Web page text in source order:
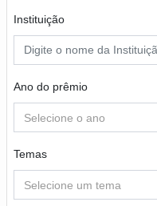
Instituição
Ano do prêmio
Selecione o ano
Temas
Selecione um tema